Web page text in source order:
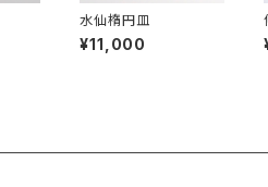
水仙楕円皿
¥11,000